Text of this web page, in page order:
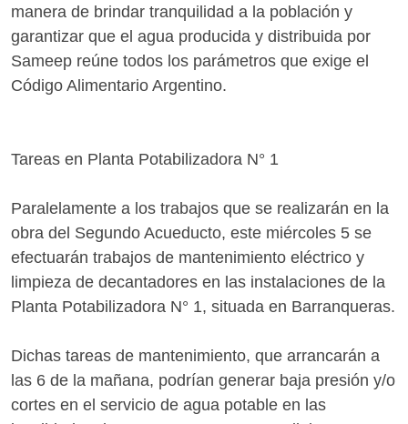
manera de brindar tranquilidad a la población y
garantizar que el agua producida y distribuida por
Sameep reúne todos los parámetros que exige el
Código Alimentario Argentino.
Tareas en Planta Potabilizadora N° 1
Paralelamente a los trabajos que se realizarán en la
obra del Segundo Acueducto, este miércoles 5 se
efectuarán trabajos de mantenimiento eléctrico y
limpieza de decantadores en las instalaciones de la
Planta Potabilizadora N° 1, situada en Barranqueras.
Dichas tareas de mantenimiento, que arrancarán a
las 6 de la mañana, podrían generar baja presión y/o
cortes en el servicio de agua potable en las